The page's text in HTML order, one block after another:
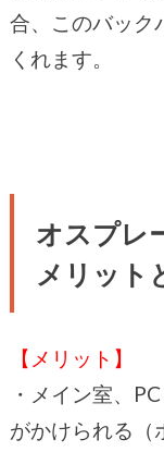
合、このバック
くれます。
オスプレ
メリット
【メリット】
・メイン室、
がかけられる（